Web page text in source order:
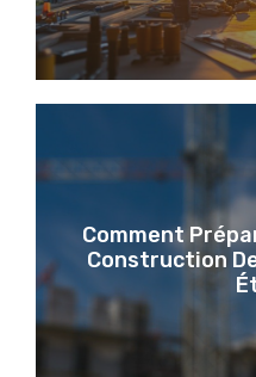
Comment
Construction